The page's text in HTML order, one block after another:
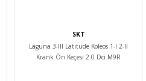
SKT
Laguna 3-III Latitude Koleos 1-I 2-II
Krank Ön Keçesi 2.0 Dci M9R